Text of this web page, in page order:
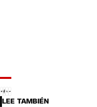
LEE TAMBIÉN